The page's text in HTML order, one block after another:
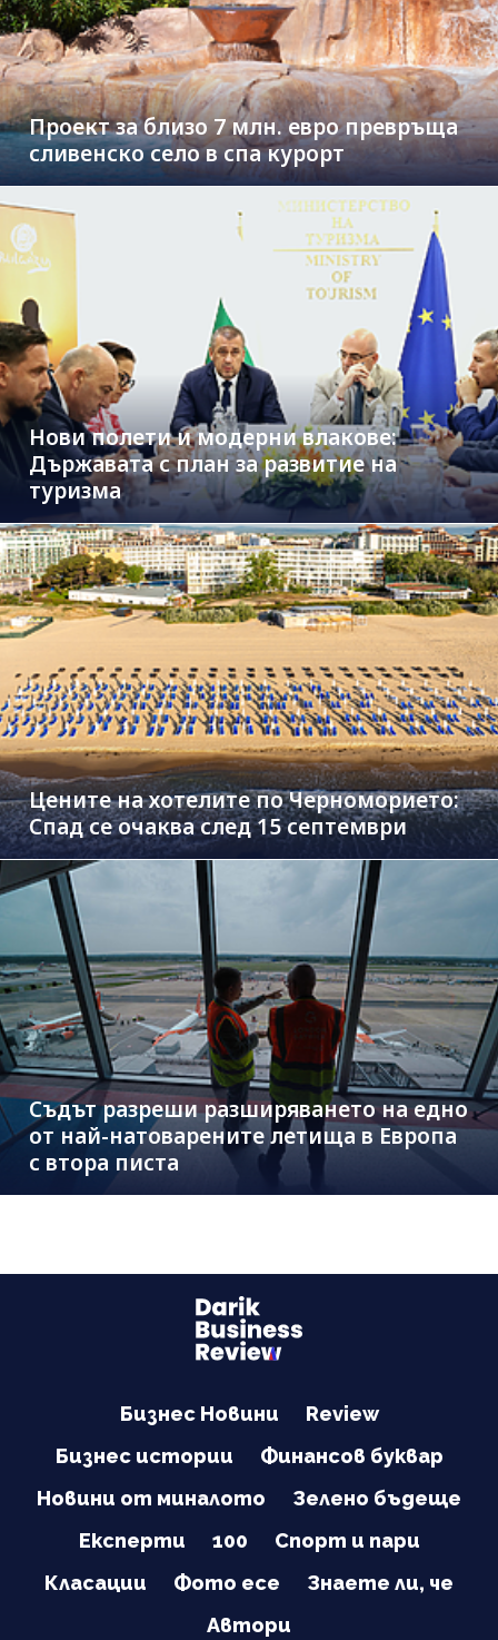
Проект за близо 7 млн. евро превръща
сливенско село в спа курорт
Нови полети и модерни влакове:
Държавата с план за развитие на
туризма
Цените на хотелите по Черноморието:
Спад се очаква след 15 септември
Съдът разреши разширяването на едно
от най-натоварените летища в Европа
с втора писта
Бизнес Новини
Review
Бизнес истории
Финансов буквар
Новини от миналото
Зелено бъдеще
Експерти
100
Спорт и пари
Класации
Фото есе
Знаете ли, че
Автори